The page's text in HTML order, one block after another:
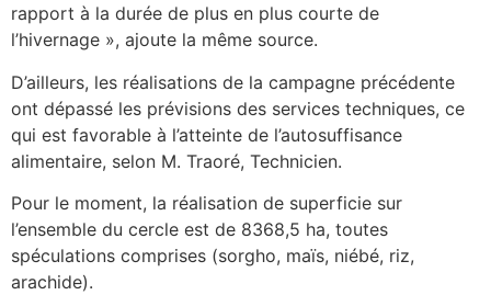
rapport à la durée de plus en plus courte de
l’hivernage », ajoute la même source.
D’ailleurs, les réalisations de la campagne précédente
ont dépassé les prévisions des services techniques, ce
qui est favorable à l’atteinte de l’autosuffisance
alimentaire, selon M. Traoré, Technicien.
Pour le moment, la réalisation de superficie sur
l’ensemble du cercle est de 8368,5 ha, toutes
spéculations comprises (sorgho, maïs, niébé, riz,
arachide).